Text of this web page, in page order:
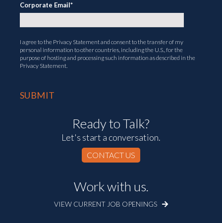
Corporate Email*
I agree to the Privacy Statementand consent to the transfer of my
personal information to other countries, including the U.S., for the
purpose of hosting and processing such information as described in the
Privacy Statement.
Ready to Talk?
Let's start a conversation.
CONTACT US
Work with us.
VIEW CURRENT JOB OPENINGS